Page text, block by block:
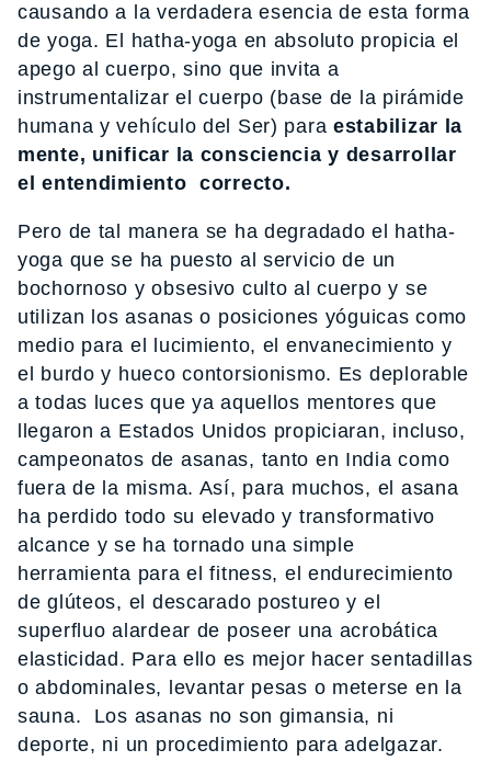
causando a la verdadera esencia de esta forma
de yoga. El hatha-yoga en absoluto propicia el
apego al cuerpo, sino que invita a
instrumentalizar el cuerpo (base de la pirámide
humana y vehículo del Ser) paraestabilizar la
mente, unificar la consciencia y desarrollar
el entendimiento correcto.
Pero de tal manera se ha degradado el hatha-
yoga que se ha puesto al servicio de un
bochornoso y obsesivo culto al cuerpo y se
utilizan los asanas o posiciones yóguicas como
medio para el lucimiento, el envanecimiento y
el burdo y hueco contorsionismo. Es deplorable
a todas luces que ya aquellos mentores que
llegaron a Estados Unidos propiciaran, incluso,
campeonatos de asanas, tanto en India como
fuera de la misma. Así, para muchos, el asana
ha perdido todo su elevado y transformativo
alcance y se ha tornado una simple
herramienta para el fitness, el endurecimiento
de glúteos, el descarado postureo y el
superfluo alardear de poseer una acrobática
elasticidad. Para ello es mejor hacer sentadillas
o abdominales, levantar pesas o meterse en la
sauna. Los asanas no son gimansia, ni
deporte, ni un procedimiento para adelgazar.